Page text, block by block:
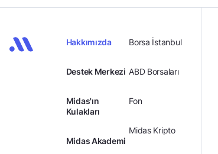
Hakkımızda
Destek Merkezi
Midas'ın
Kulakları
Midas Akademi
Borsa İstanbul
ABD Borsaları
Fon
Midas Kripto